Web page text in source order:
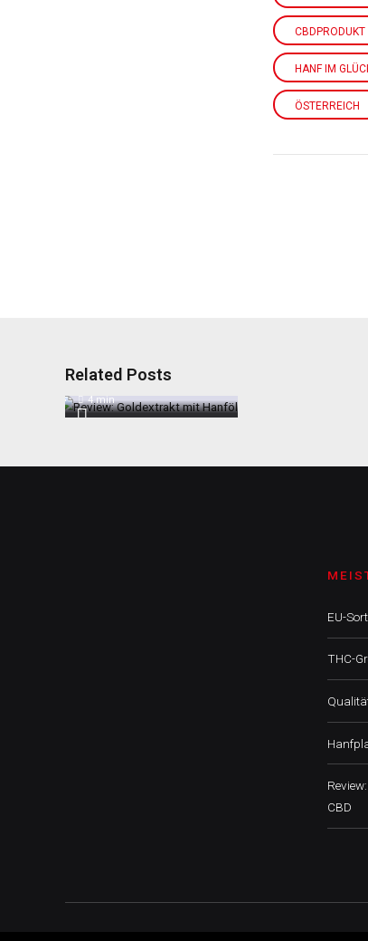
CBDPRODUKT
HANF IM
ÖSTERREICH
Related Posts
Hanföl
4min
EU-
THC-
CBD